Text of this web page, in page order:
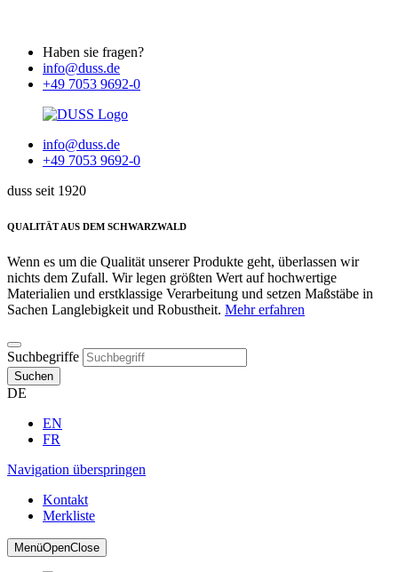
Haben sie fragen?
info@duss.de
+49 7053 9692-0
info@duss.de
+49 7053 9692-0
duss seit 1920
QUALITÄT AUS DEM SCHWARZWALD
Wenn es um die Qualität unserer Produkte geht, überlassen wir
nichts dem Zufall. Wir legen größten Wert auf hochwertige
Materialien und erstklassige Verarbeitung und setzen Maßstäbe in
Sachen Langlebigkeit und Robustheit. Mehr erfahren
Suchbegriffe
Suchen
DE
EN
FR
Navigation überspringen
Kontakt
Merkliste
MenüOpenClose